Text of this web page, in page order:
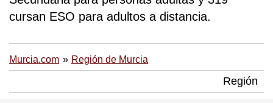
cursan ESO para adultos a distancia.
Murcia.com Región de Murcia
Región